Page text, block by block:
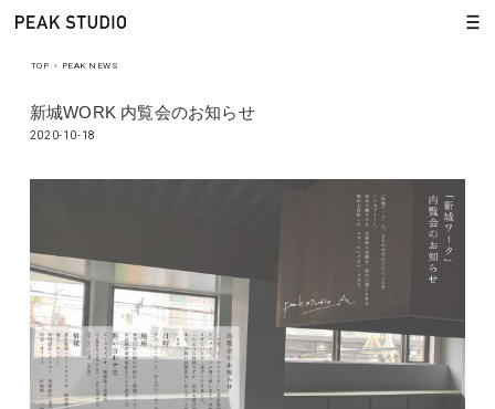
TOP › PEAK NEWS
新城WORK 内覧会のお知らせ
2020-10-18